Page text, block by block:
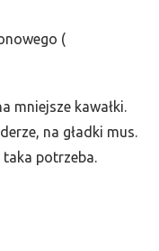
(
mniejsze kawałki.
na gładki mus.
potrzeba.